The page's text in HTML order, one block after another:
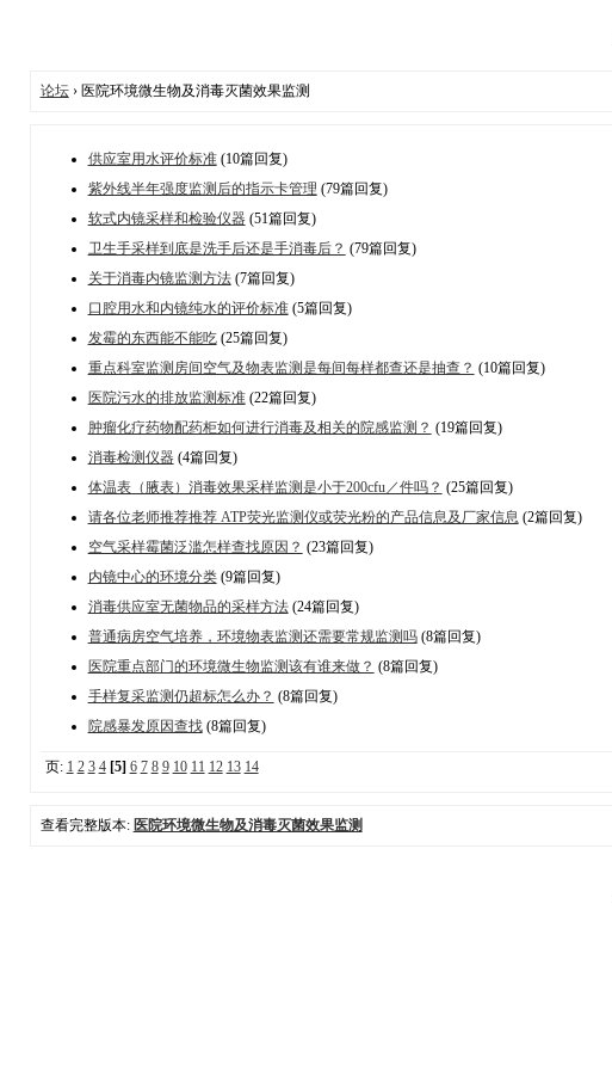
论坛› 医院环境微生物及消毒灭菌效果监测
供应室用水评价标准(10篇回复)
紫外线半年强度监测后的指示卡管理 (79篇回复)
软式内镜采样和检验仪器(51篇回复)
卫生手采样到底是洗手后还是手消毒后？ (79篇回复)
关于消毒内镜监测方法(7篇回复)
口腔用水和内镜纯水的评价标准(5篇回复)
发霉的东西能不能吃(25篇回复)
重点科室监测房间空气及物表监测是每间每样都查还是抽查？ (10篇回复)
医院污水的排放监测标准(22篇回复)
肿瘤化疗药物配药柜如何进行消毒及相关的院感监测？ (19篇回复)
消毒检测仪器(4篇回复)
体温表（腋表）消毒效果采样监测是小于200cfu／件吗？ (25篇回复)
请各位老师推荐推荐 ATP荧光监测仪或荧光粉的产品信息及厂家信息 (2篇回复)
空气采样霉菌泛滥怎样查找原因？ (23篇回复)
内镜中心的环境分类(9篇回复)
消毒供应室无菌物品的采样方法(24篇回复)
普通病房空气培养，环境物表监测还需要常规监测吗(8篇回复)
医院重点部门的环境微生物监测该有谁来做？ (8篇回复)
手样复采监测仍超标怎么办？ (8篇回复)
院感暴发原因查找(8篇回复)
页: 1 2 3 4 [5] 6 7 8 9 10 11 12 13 14
查看完整版本: 医院环境微生物及消毒灭菌效果监测